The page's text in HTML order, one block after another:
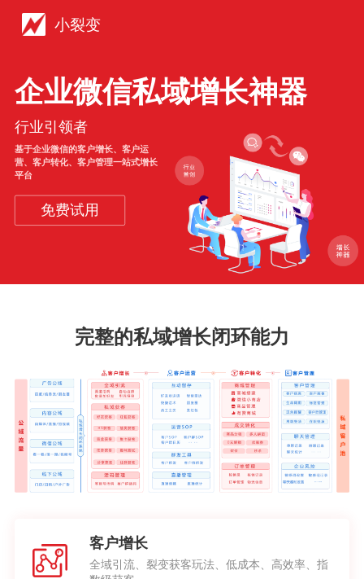
小裂变
企业微信私域增长神器
行业引领者
基于企业微信的客户增长、客户运
营、客户转化、客户管理一站式增长
平台
免费试用
完整的私域增长闭环能力
客户增长
全域引流、裂变获客玩法、低成本、高效率、指